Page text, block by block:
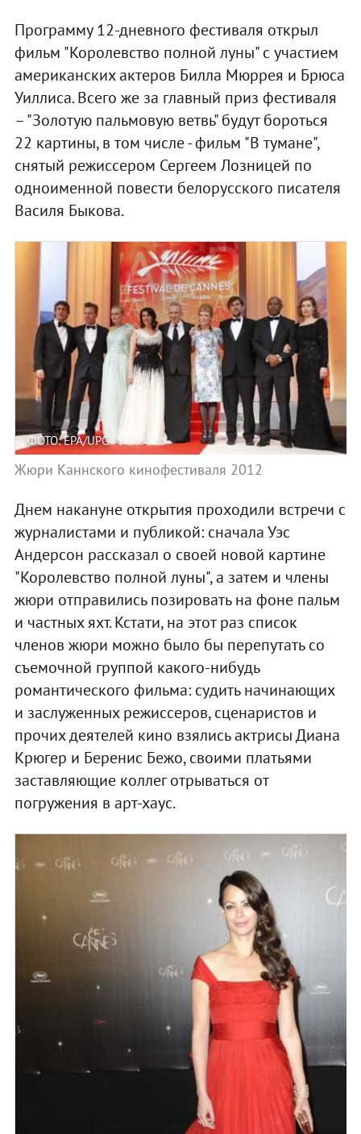
Программу 12-дневного фестиваля открыл
фильм "Королевство полной луны" с участием
американских актеров Билла Мюррея и Брюса
Уиллиса. Всего же за главный приз фестиваля
– "Золотую пальмовую ветвь" будут бороться
22 картины, в том числе - фильм "В тумане",
снятый режиссером Сергеем Лозницей по
одноименной повести белорусского писателя
Василя Быкова.
ФОТО: EPA/UPG
Жюри Каннского кинофестиваля 2012
Днем накануне открытия проходили встречи с
журналистами и публикой: сначала Уэс
Андерсон рассказал о своей новой картине
"Королевство полной луны", а затем и члены
жюри отправились позировать на фоне пальм
и частных яхт. Кстати, на этот раз список
членов жюри можно было бы перепутать со
съемочной группой какого-нибудь
романтического фильма: судить начинающих
и заслуженных режиссеров, сценаристов и
прочих деятелей кино взялись актрисы Диана
Крюгер и Беренис Бежо, своими платьями
заставляющие коллег отрываться от
погружения в арт-хаус.